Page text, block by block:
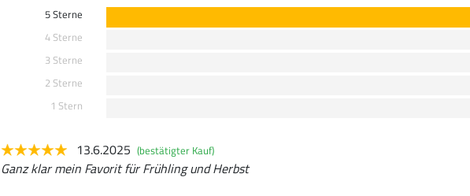
5 Sterne
4 Sterne
3 Sterne
2 Sterne
1 Stern
13.6.2025 (bestätigter Kauf)
Ganz klar mein Favorit für Frühling und Herbst